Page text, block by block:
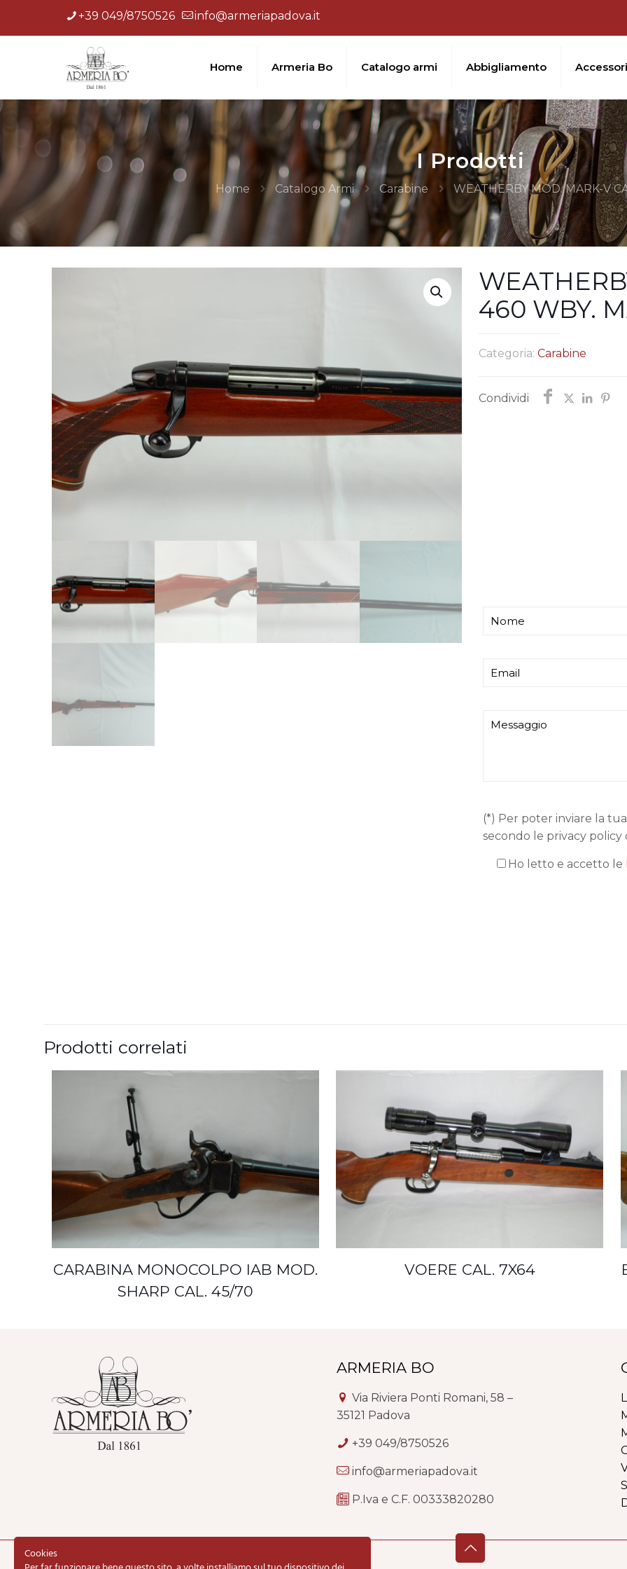
+39 049/8750526 info@armeriapadova.it
Home Armeria Bo Catalogo armi Abbigliamento Accessori
I Prodotti
Home Catalogo Armi Carabine WEATHERBY MOD. MARK-V
460 WBY.
Categoria: Carabine
Condividi
(*) Per poter inviare la
secondo le privacy policy
Ho letto e accetto le
Prodotti correlati
CARABINA MONOCOLPO IAB MOD.
SHARP CAL. 45/70
VOERE CAL. 7X64
ARMERIA BO
Via Riviera Ponti Romani, 58 –
35121 Padova
+39 049/8750526
info@armeriapadova.it
P.Iva e C.F. 00333820280
Cookies